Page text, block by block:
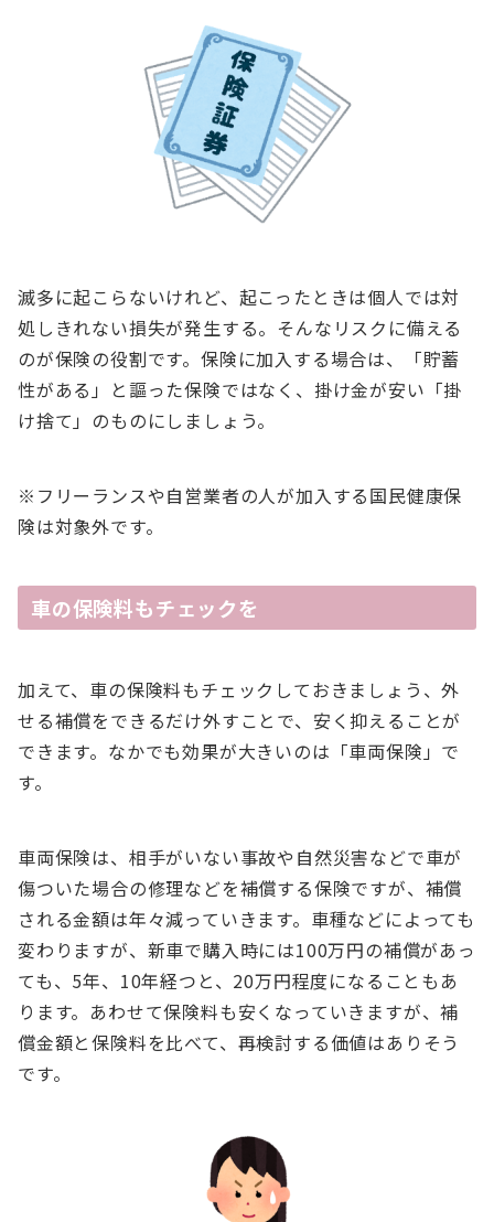
滅多に起こらないけれど、起こったときは個人では対
処しきれない損失が発生する。そんなリスクに備える
のが保険の役割です。保険に加入する場合は、「貯蓄
性がある」と謳った保険ではなく、掛け金が安い「掛
け捨て」のものにしましょう。
※フリーランスや自営業者の人が加入する国民健康保
険は対象外です。
車の保険料もチェックを
加えて、車の保険料もチェックしておきましょう、外
せる補償をできるだけ外すことで、安く抑えることが
できます。なかでも効果が大きいのは「車両保険」で
す。
車両保険は、相手がいない事故や自然災害などで車が
傷ついた場合の修理などを補償する保険ですが、補償
される金額は年々減っていきます。車種などによっても
変わりますが、新車で購入時には100万円の補償があっ
ても、5年、10年経つと、20万円程度になることもあ
ります。あわせて保険料も安くなっていきますが、補
償金額と保険料を比べて、再検討する価値はありそう
です。